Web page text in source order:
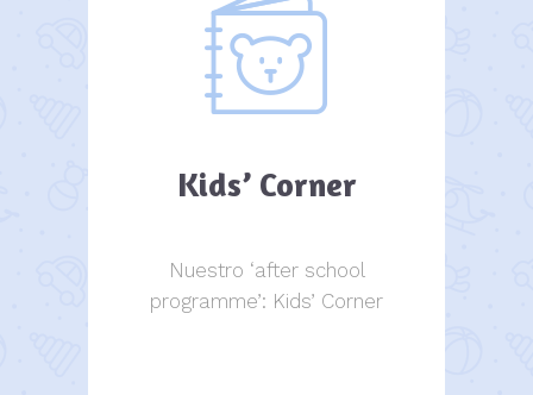
Kids’ Corner
Nuestro ‘after school
programme’: Kids’ Corner